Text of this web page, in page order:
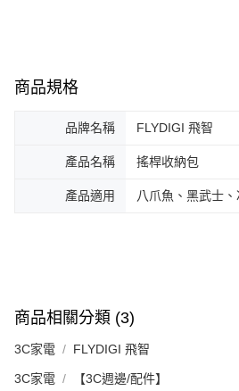
商品規格
品牌名稱 FLYDIGI 飛智
產品名稱 搖桿收納包
產品適用 八爪魚、黑武士
商品相關分類 (3)
3C家電 FLYDIGI 飛智
3C家電 【3C週邊/配件】